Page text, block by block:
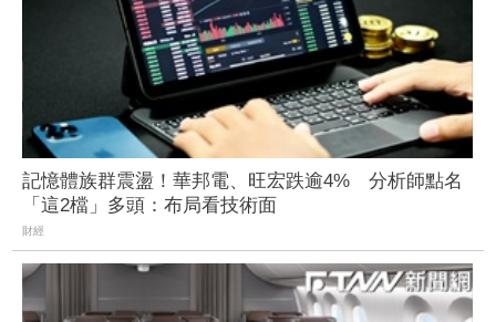
記憶體族群震盪！華邦電、旺宏跌逾4% 分析師點名
「這2檔」多頭：布局看技術面
財經